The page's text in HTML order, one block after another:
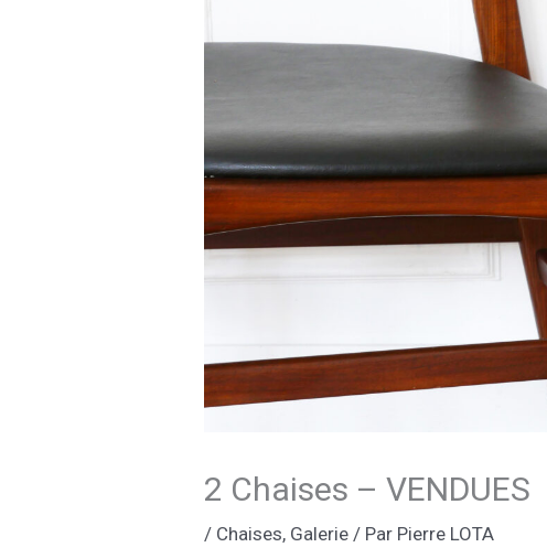
2 Chaises – VENDUES
/ Chaises, Galerie / Par Pierre LOTA